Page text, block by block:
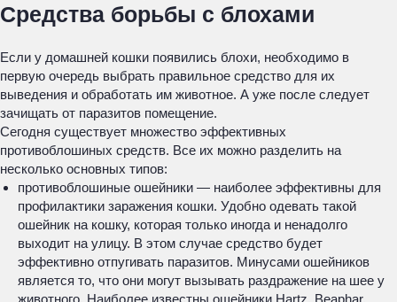
Средства борьбы с блохами
Если у домашней кошки появились блохи, необходимо в
первую очередь выбрать правильное средство для их
выведения и обработать им животное. А уже после следует
зачищать от паразитов помещение.
Сегодня существует множество эффективных
противоблошиных средств. Все их можно разделить на
несколько основных типов:
противоблошиные ошейники — наиболее эффективны для
профилактики заражения кошки. Удобно одевать такой
ошейник на кошку, которая только иногда и ненадолго
выходит на улицу. В этом случае средство будет
эффективно отпугивать паразитов. Минусами ошейников
является то, что они могут вызывать раздражение на шее у
животного. Наиболее известны ошейники Hartz, Beaphar,